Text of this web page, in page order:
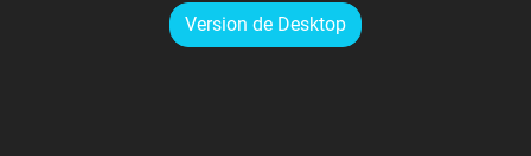
Version de Desktop